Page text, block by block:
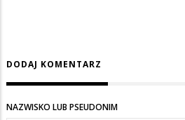
DODAJ KOMENTARZ
NAZWISKO LUB PSEUDONIM